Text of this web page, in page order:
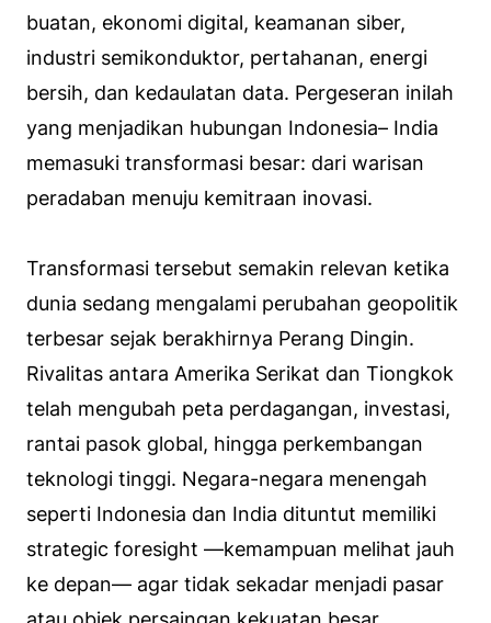
buatan, ekonomi digital, keamanan siber,
industri semikonduktor, pertahanan, energi
bersih, dan kedaulatan data. Pergeseran inilah
yang menjadikan hubungan Indonesia– India
memasuki transformasi besar: dari warisan
peradaban menuju kemitraan inovasi.
Transformasi tersebut semakin relevan ketika
dunia sedang mengalami perubahan geopolitik
terbesar sejak berakhirnya Perang Dingin.
Rivalitas antara Amerika Serikat dan Tiongkok
telah mengubah peta perdagangan, investasi,
rantai pasok global, hingga perkembangan
teknologi tinggi. Negara-negara menengah
seperti Indonesia dan India dituntut memiliki
strategic foresight —kemampuan melihat jauh
ke depan— agar tidak sekadar menjadi pasar